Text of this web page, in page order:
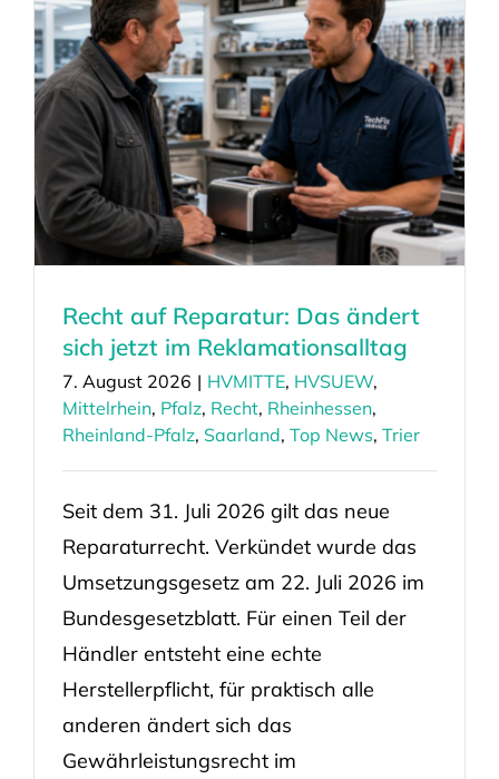
Recht auf Reparatur: Das ändert
sich jetzt im Reklamationsalltag
7. August 2026 | HVMITTE, HVSUEW,
Mittelrhein, Pfalz, Recht, Rheinhessen,
Rheinland-Pfalz, Saarland, Top News, Trier
Seit dem 31. Juli 2026 gilt das neue
Reparaturrecht. Verkündet wurde das
Umsetzungsgesetz am 22. Juli 2026 im
Bundesgesetzblatt. Für einen Teil der
Händler entsteht eine echte
Herstellerpflicht, für praktisch alle
anderen ändert sich das
Gewährleistungsrecht im